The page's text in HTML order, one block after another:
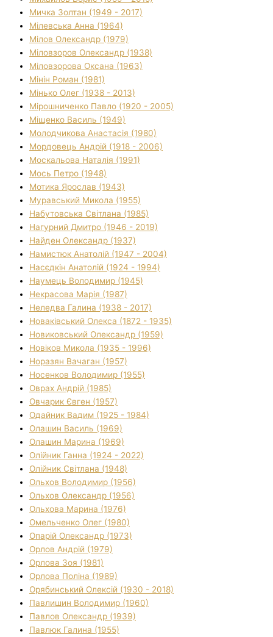
Мичка Золтан (1949 - 2017)
Мілевська Анна (1964)
Мілов Олександр (1979)
Міловзоров Олександр (1938)
Міловзорова Оксана (1963)
Мінін Роман (1981)
Мінько Олег (1938 - 2013)
Мірошниченко Павло (1920 - 2005)
Міщенко Василь (1949)
Молодчикова Анастасія (1980)
Мордовець Андрій (1918 - 2006)
Москальова Наталія (1991)
Мось Петро (1948)
Мотика Ярослав (1943)
Муравський Микола (1955)
Набутовська Світлана (1985)
Нагурний Дмитро (1946 - 2019)
Найден Олександр (1937)
Намистюк Анатолій (1947 - 2004)
Насєдкін Анатолій (1924 - 1994)
Наумець Володимир (1945)
Некрасова Марія (1987)
Неледва Галина (1938 - 2017)
Новаківський Олекса (1872 - 1935)
Новиковський Олександр (1959)
Новіков Микола (1935 - 1996)
Норазян Вачаган (1957)
Носенков Володимир (1955)
Оврах Андрій (1985)
Овчарик Євген (1957)
Одайник Вадим (1925 - 1984)
Олашин Василь (1969)
Олашин Марина (1969)
Олійник Ганна (1924 - 2022)
Олійник Світлана (1948)
Ольхов Володимир (1956)
Ольхов Олександр (1956)
Ольхова Марина (1976)
Омельченко Олег (1980)
Опарій Олександр (1973)
Орлов Андрій (1979)
Орлова Зоя (1981)
Орлова Поліна (1989)
Орябинський Олексій (1930 - 2018)
Павлишин Володимир (1960)
Павлов Олександр (1939)
Павлюк Галина (1955)